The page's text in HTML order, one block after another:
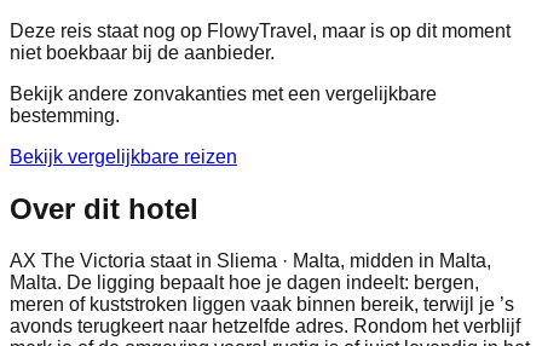
Deze reis staat nog op FlowyTravel, maar is op dit moment
niet boekbaar bij de aanbieder.
Bekijk andere zonvakanties met een vergelijkbare
bestemming.
Bekijk vergelijkbare reizen
Over dit hotel
AX The Victoria staat in Sliema · Malta, midden in Malta,
Malta. De ligging bepaalt hoe je dagen indeelt: bergen,
meren of kuststroken liggen vaak binnen bereik, terwijl je ’s
avonds terugkeert naar hetzelfde adres. Rondom het verblijf